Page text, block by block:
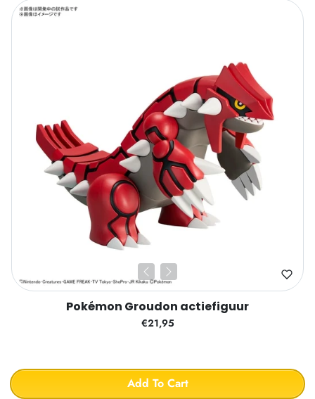
Pokémon Groudon actiefiguur
€21,95
Add To Cart